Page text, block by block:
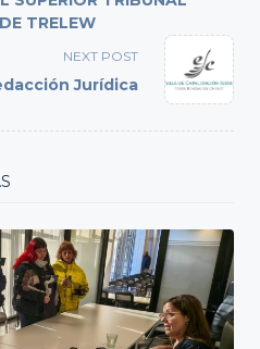
TRELEW
NEXT POST
Jurídica